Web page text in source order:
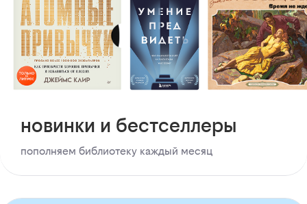
новинки и бестселлеры
пополняем библиотеку каждый месяц